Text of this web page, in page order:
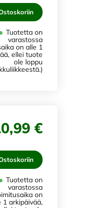
Tuotetta on
varastossa
on alle 1
ellei tuote
ole loppu
€
Tuotetta on
varastossa
on
1 arkipäivää,